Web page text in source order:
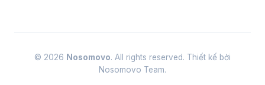
© 2026 Nosomovo. All rights reserved. Thiết kế bởi
Nosomovo Team.